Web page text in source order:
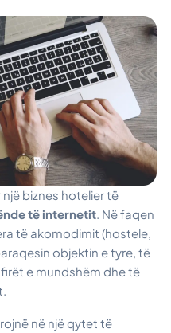
biznes hotelier të
të internetit. Në faqen
të akomodimit (hostele,
objektin e tyre, të
e mundshëm dhe të
në një qytet të